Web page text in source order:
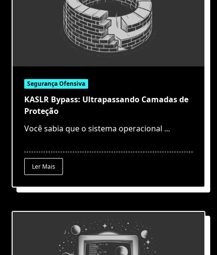
Segurança Ofensiva
KASLR Bypass: Ultrapassando Camadas de
Proteção
Você sabia que o sistema operacional ...
Ler Mais